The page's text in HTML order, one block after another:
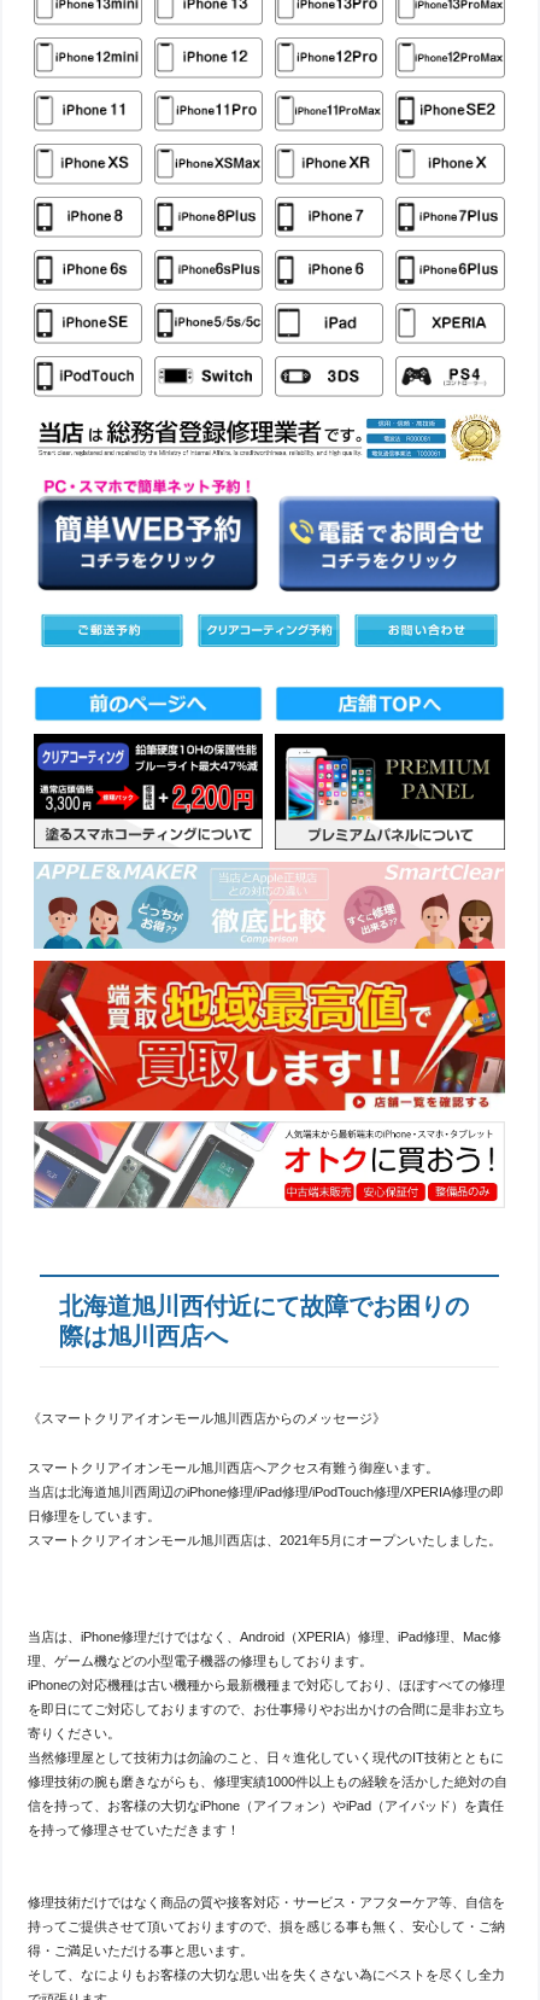
北海道旭川西付近にて故障でお困りの
際は旭川西店へ
《スマートクリアイオンモール旭川西店からのメッセージ》
スマートクリアイオンモール旭川西店へアクセス有難う御座います。
当店は北海道旭川西周辺のiPhone修理/iPad修理/iPodTouch修理/XPERIA修理の即
日修理をしています。
スマートクリアイオンモール旭川西店は、2021年5月にオープンいたしました。
当店は、iPhone修理だけではなく、Android（XPERIA）修理、iPad修理、Mac修
理、ゲーム機などの小型電子機器の修理もしております。
iPhoneの対応機種は古い機種から最新機種まで対応しており、ほぼすべての修理
を即日にてご対応しておりますので、お仕事帰りやお出かけの合間に是非お立ち
寄りください。
当然修理屋として技術力は勿論のこと、日々進化していく現代のIT技術とともに
修理技術の腕も磨きながらも、修理実績1000件以上もの経験を活かした絶対の自
信を持って、お客様の大切なiPhone（アイフォン）やiPad（アイパッド）を責任
を持って修理させていただきます！
修理技術だけではなく商品の質や接客対応・サービス・アフターケア等、自信を
持ってご提供させて頂いておりますので、損を感じる事も無く、安心して・ご納
得・ご満足いただける事と思います。
そして、なによりもお客様の大切な思い出を失くさない為にベストを尽くし全力